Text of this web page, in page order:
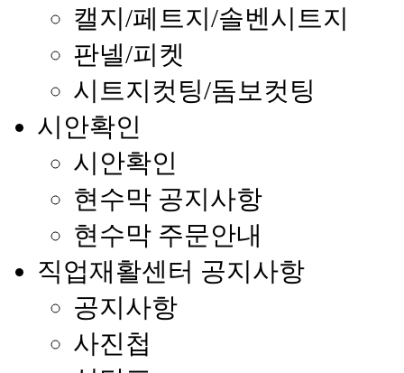
캘지/페트지/솔벤시트지
판넬/피켓
시트지컷팅/돔보컷팅
시안확인
시안확인
현수막 공지사항
현수막 주문안내
직업재활센터 공지사항
공지사항
사진첩